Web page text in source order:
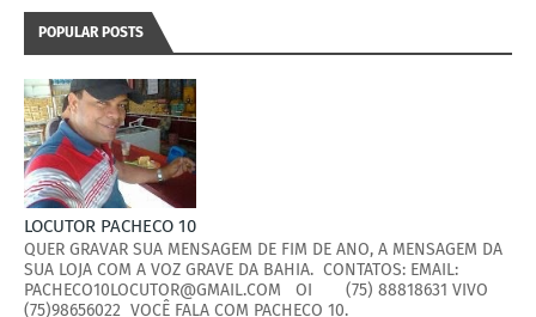
POPULAR POSTS
LOCUTOR PACHECO 10
QUER GRAVAR SUA MENSAGEM DE FIM DE ANO, A MENSAGEM DA
SUA LOJA COM A VOZ GRAVE DA BAHIA. CONTATOS: EMAIL:
PACHECO10LOCUTOR@GMAIL.COM OI (75) 88818631 VIVO
(75)98656022 VOCÊ FALA COM PACHECO 10.